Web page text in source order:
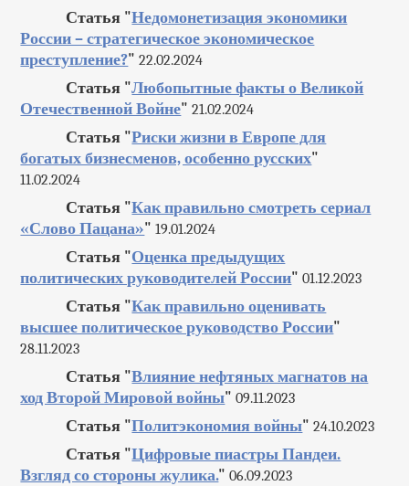
Статья "Недомонетизация экономики
России – стратегическое экономическое
преступление?" 22.02.2024
Статья "Любопытные факты о Великой
Отечественной Войне" 21.02.2024
Статья "Риски жизни в Европе для
богатых бизнесменов, особенно русских"
11.02.2024
Статья "Как правильно смотреть сериал
«Слово Пацана»" 19.01.2024
Статья "Оценка предыдущих
политических руководителей России" 01.12.2023
Статья "Как правильно оценивать
высшее политическое руководство России"
28.11.2023
Статья "Влияние нефтяных магнатов на
ход Второй Мировой войны" 09.11.2023
Статья "Политэкономия войны" 24.10.2023
Статья "Цифровые пиастры Пандеи.
Взгляд со стороны жулика." 06.09.2023